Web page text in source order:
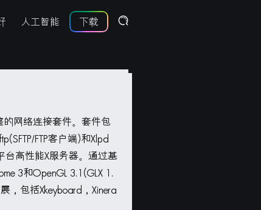
下载
人工智能
的网络连接套件。套件包
FTP客户端)和Xlpd
台高性能X服务器。通过基
3和OpenGL 3.1(GLX 1.
，包括Xkeyboard，Xinera